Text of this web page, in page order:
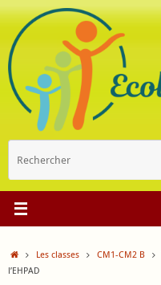
Passer
contenu
AccueilLes classes CM1-CM2 B
l’EHPAD